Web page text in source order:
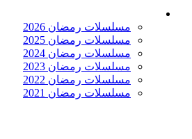
مسلسلات رمضان 2026
مسلسلات رمضان 2025
مسلسلات رمضان 2024
مسلسلات رمضان 2023
مسلسلات رمضان 2022
مسلسلات رمضان 2021